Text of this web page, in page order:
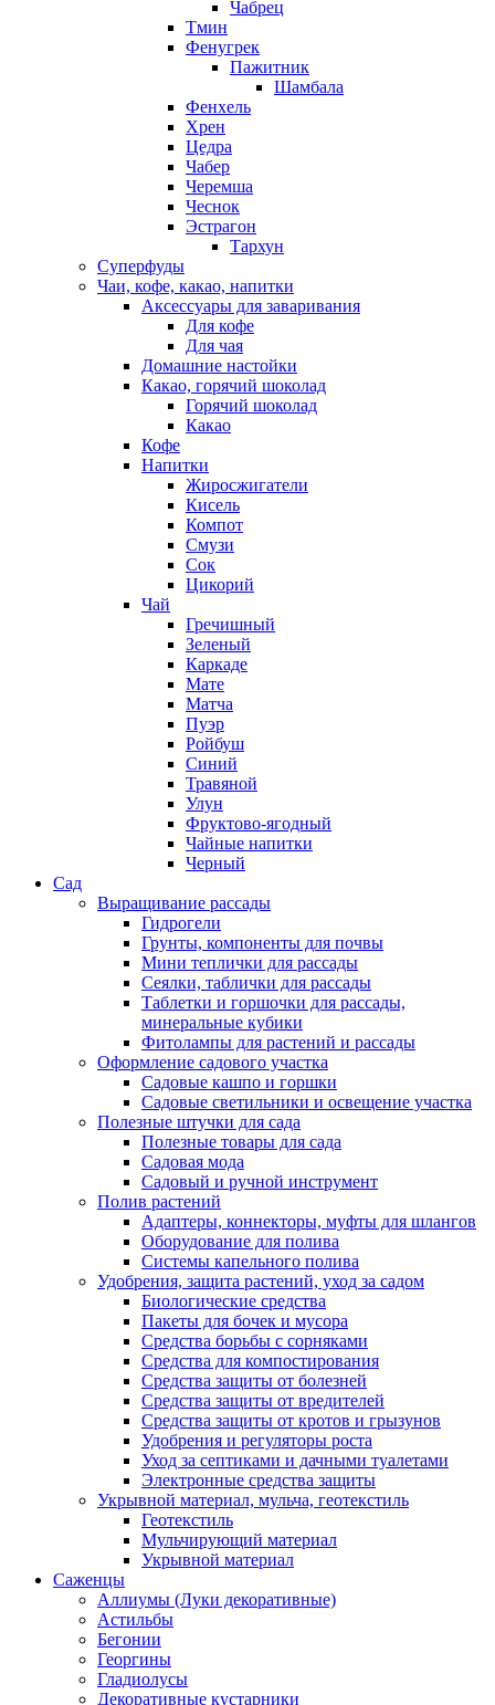
Чабрец
Тмин
Фенугрек
Пажитник
Шамбала
Фенхель
Хрен
Цедра
Чабер
Черемша
Чеснок
Эстрагон
Тархун
Суперфуды
Чаи, кофе, какао, напитки
Аксессуары для заваривания
Для кофе
Для чая
Домашние настойки
Какао, горячий шоколад
Горячий шоколад
Какао
Кофе
Напитки
Жиросжигатели
Кисель
Компот
Смузи
Сок
Цикорий
Чай
Гречишный
Зеленый
Каркаде
Мате
Матча
Пуэр
Ройбуш
Синий
Травяной
Улун
Фруктово-ягодный
Чайные напитки
Черный
Сад
Выращивание рассады
Гидрогели
Грунты, компоненты для почвы
Мини теплички для рассады
Сеялки, таблички для рассады
Таблетки и горшочки для рассады,
минеральные кубики
Фитолампы для растений и рассады
Оформление садового участка
Садовые кашпо и горшки
Садовые светильники и освещение участка
Полезные штучки для сада
Полезные товары для сада
Садовая мода
Садовый и ручной инструмент
Полив растений
Адаптеры, коннекторы, муфты для шлангов
Оборудование для полива
Системы капельного полива
Удобрения, защита растений, уход за садом
Биологические средства
Пакеты для бочек и мусора
Средства борьбы с сорняками
Средства для компостирования
Средства защиты от болезней
Средства защиты от вредителей
Средства защиты от кротов и грызунов
Удобрения и регуляторы роста
Уход за септиками и дачными туалетами
Электронные средства защиты
Укрывной материал, мульча, геотекстиль
Геотекстиль
Мульчирующий материал
Укрывной материал
Саженцы
Аллиумы (Луки декоративные)
Астильбы
Бегонии
Георгины
Гладиолусы
Декоративные кустарники